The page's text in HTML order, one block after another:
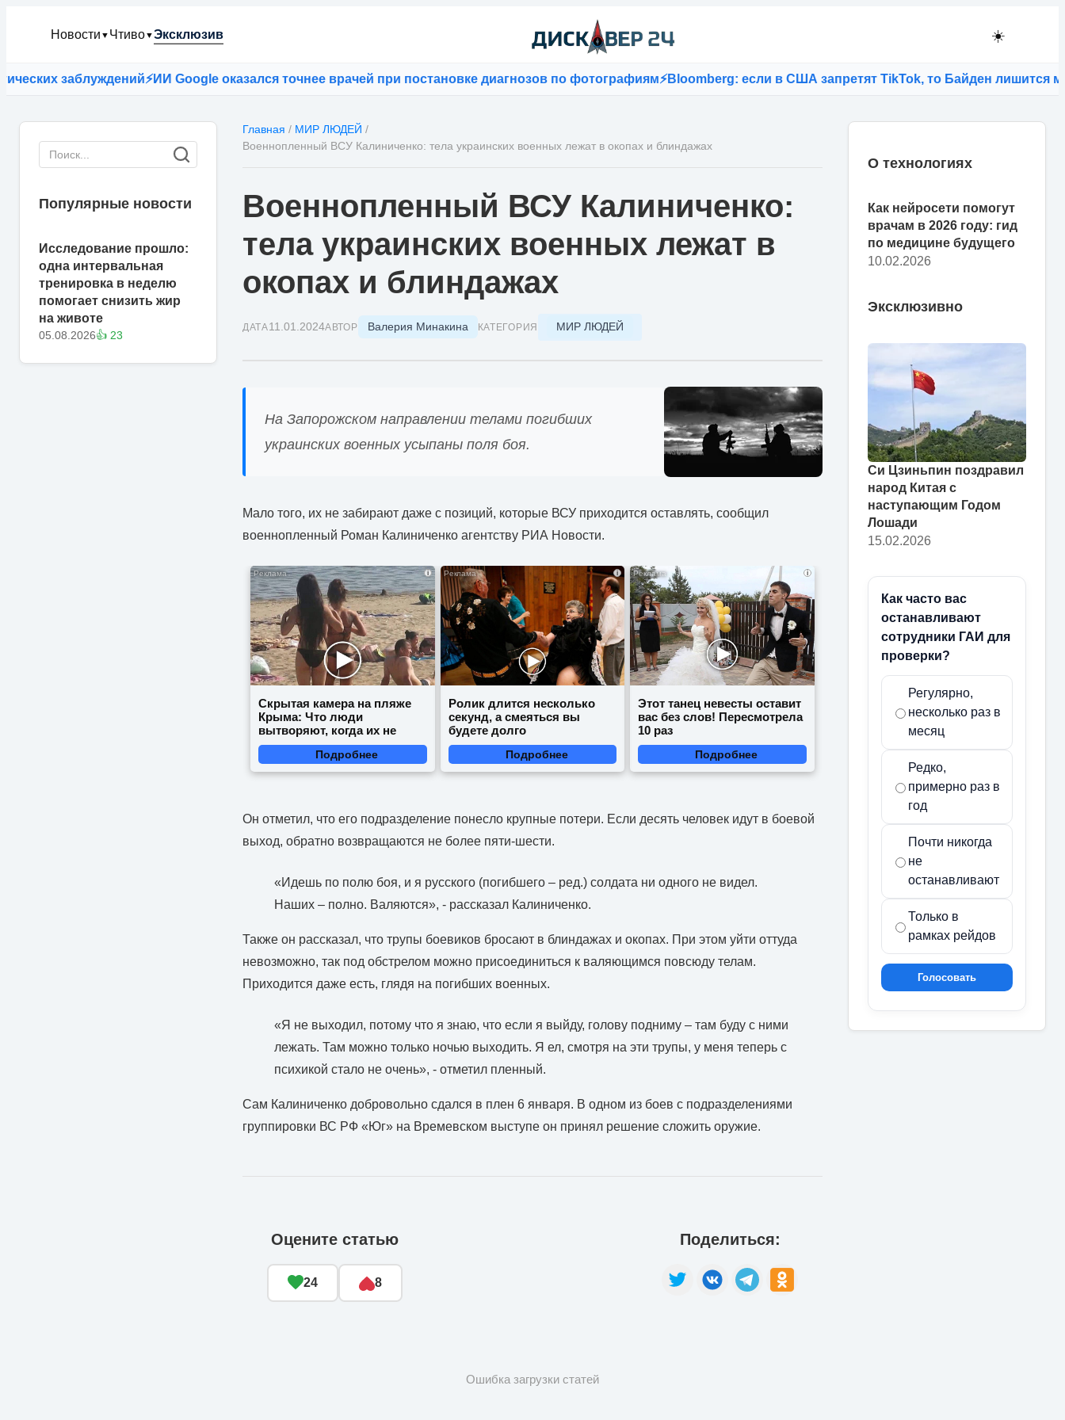
Новости ▼ Чтиво▼Эксклюзив ☀️
заблуждений⚡ИИ Google оказался точнее врачей при постановке диагнозов по фотографиям⚡Bloomberg: если в США запретят TikTok, то Байден лишится
Популярные новости
Исследование прошло:
одна интервальная
тренировка в неделю
помогает снизить жир
на животе
05.08.2026👍 23
Главная / МИР ЛЮДЕЙ /
Военнопленный ВСУ Калиниченко: тела украинских военных лежат в окопах и блиндажах
Военнопленный ВСУ Калиниченко:
тела украинских военных лежат в
окопах и блиндажах
ДАТА11.01.2024АВТОР Валерия Минакина КАТЕГОРИЯ МИР ЛЮДЕЙ
На Запорожском направлении телами погибших
украинских военных усыпаны поля боя.
Мало того, их не забирают даже с позиций, которые ВСУ приходится оставлять, сообщил
военнопленный Роман Калиниченко агентству РИА Новости.
i
Скрытая камера на пляже
Крыма: Что люди
вытворяют, когда их не
видят...
Подробнее
i
Ролик длится несколько
секунд, а смеяться вы
будете долго
Подробнее
i
Этот танец невесты оставит
вас без слов! Пересмотрела
10 раз
Подробнее
Он отметил, что его подразделение понесло крупные потери. Если десять человек идут в боевой
выход, обратно возвращаются не более пяти-шести.
«Идешь по полю боя, и я русского (погибшего – ред.) солдата ни одного не видел.
Наших – полно. Валяются», - рассказал Калиниченко.
Также он рассказал, что трупы боевиков бросают в блиндажах и окопах. При этом уйти оттуда
невозможно, так под обстрелом можно присоединиться к валяющимся повсюду телам.
Приходится даже есть, глядя на погибших военных.
«Я не выходил, потому что я знаю, что если я выйду, голову подниму – там буду с ними
лежать. Там можно только ночью выходить. Я ел, смотря на эти трупы, у меня теперь с
психикой стало не очень», - отметил пленный.
Сам Калиниченко добровольно сдался в плен 6 января. В одном из боев с подразделениями
группировки ВС РФ «Юг» на Времевском выступе он принял решение сложить оружие.
Оцените статью
24 8
Поделиться:
Ошибка загрузки статей
О технологиях
Как нейросети помогут
врачам в 2026 году: гид
по медицине будущего
10.02.2026
Эксклюзивно
Си Цзиньпин поздравил
народ Китая с
наступающим Годом
Лошади
15.02.2026
Как часто вас
останавливают
сотрудники ГАИ для
проверки?
Регулярно,
несколько раз в
месяц
Редко,
примерно раз в
год
Почти никогда
не
останавливают
Только в
рамках рейдов
Голосовать